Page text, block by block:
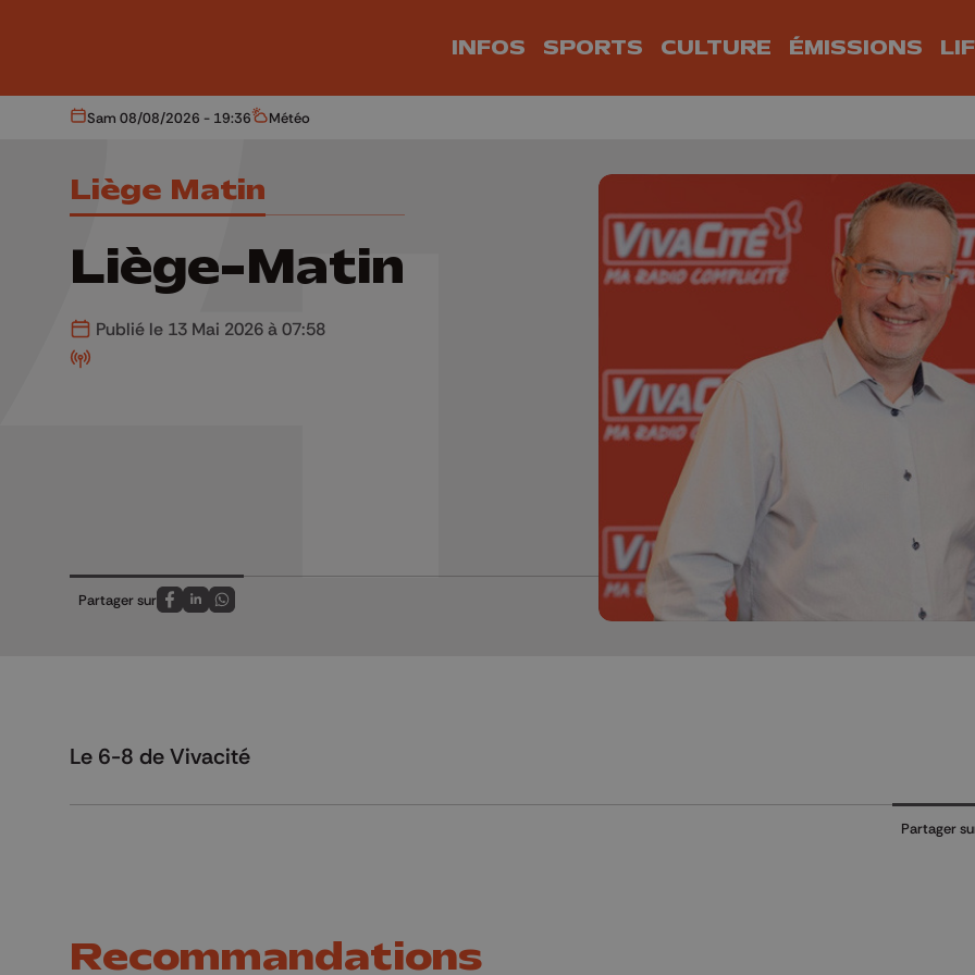
INFOS SPORTS CULTURE ÉMISSIONS
Aujourd'hui
Sam 08/08/2026 - 19:36 Météo
Météo
Liège Matin
Liège-Matin
Publié le 13 Mai 2026 à 07:58
Partager sur
Partagez sur FaceBook
Partagez sur LinkedIn
Partagez sur Whatsapp
Le 6-8 de Vivacité
Partager
Recommandations